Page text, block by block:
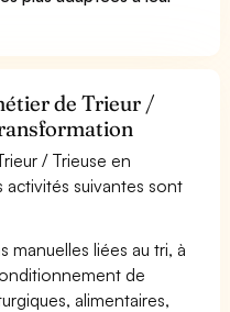
de Trieur /
/ Trieuse en
suivantes sont
manuelles liées au tri, à
de
alimentaires,